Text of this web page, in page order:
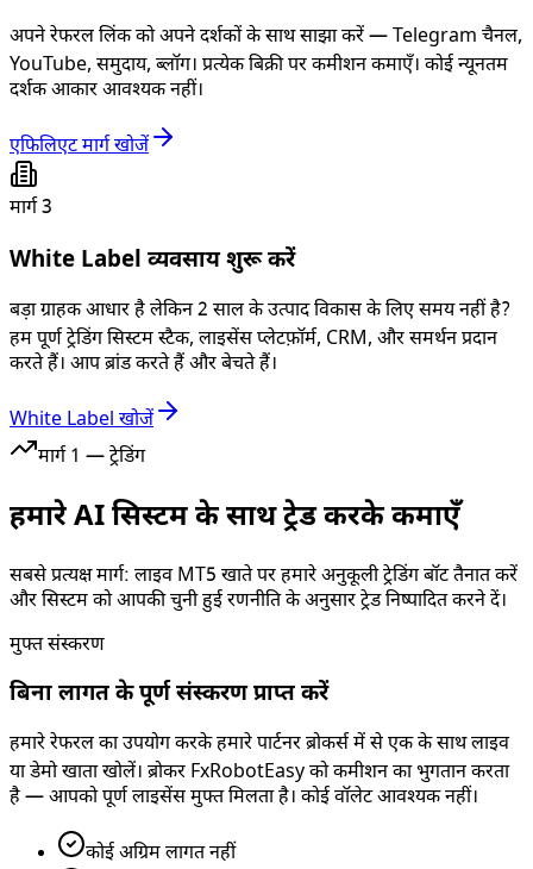
अपने रेफरल लिंक को अपने दर्शकों के साथ साझा करें — Telegram चैनल,
YouTube, समुदाय, ब्लॉग। प्रत्येक बिक्री पर कमीशन कमाएँ। कोई न्यूनतम
दर्शक आकार आवश्यक नहीं।
एफिलिएट मार्ग खोजें
मार्ग 3
White Label व्यवसाय शुरू करें
बड़ा ग्राहक आधार है लेकिन 2 साल के उत्पाद विकास के लिए समय नहीं है?
हम पूर्ण ट्रेडिंग सिस्टम स्टैक, लाइसेंस प्लेटफ़ॉर्म, CRM, और समर्थन प्रदान
करते हैं। आप ब्रांड करते हैं और बेचते हैं।
White Label खोजें
मार्ग 1 — ट्रेडिंग
हमारे AI सिस्टम के साथ ट्रेड करके कमाएँ
सबसे प्रत्यक्ष मार्ग: लाइव MT5 खाते पर हमारे अनुकूली ट्रेडिंग बॉट तैनात करें
और सिस्टम को आपकी चुनी हुई रणनीति के अनुसार ट्रेड निष्पादित करने दें।
मुफ्त संस्करण
बिना लागत के पूर्ण संस्करण प्राप्त करें
हमारे रेफरल का उपयोग करके हमारे पार्टनर ब्रोकर्स में से एक के साथ लाइव
या डेमो खाता खोलें। ब्रोकर FxRobotEasy को कमीशन का भुगतान करता
है — आपको पूर्ण लाइसेंस मुफ्त मिलता है। कोई वॉलेट आवश्यक नहीं।
कोई अग्रिम लागत नहीं